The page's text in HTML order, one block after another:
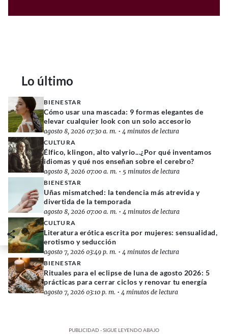
Lo último
BIENESTAR
Cómo usar una mascada: 9 formas elegantes de
elevar cualquier look con un solo accesorio
agosto 8, 2026 07:30 a. m. • 4 minutos de lectura
CULTURA
Élfico, klingon, alto valyrio...¿Por qué inventamos
idiomas y qué nos enseñan sobre el cerebro?
agosto 8, 2026 07:00 a. m. • 5 minutos de lectura
BIENESTAR
Uñas mismatched: la tendencia más atrevida y
divertida de la temporada
agosto 8, 2026 07:00 a. m. • 4 minutos de lectura
CULTURA
Literatura erótica escrita por mujeres: sensualidad,
erotismo y seducción
agosto 7, 2026 03:49 p. m. • 4 minutos de lectura
BIENESTAR
Rituales para el eclipse de luna de agosto 2026: 5
prácticas para cerrar ciclos y renovar tu energía
agosto 7, 2026 03:10 p. m. • 4 minutos de lectura
PUBLICIDAD - SIGUE LEYENDO ABAJO